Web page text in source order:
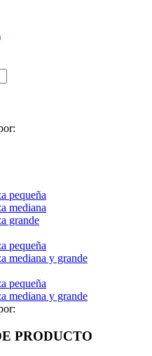
pequeña
mediana
grande
pequeña
mediana y grande
pequeña
mediana y grande
PRODUCTO